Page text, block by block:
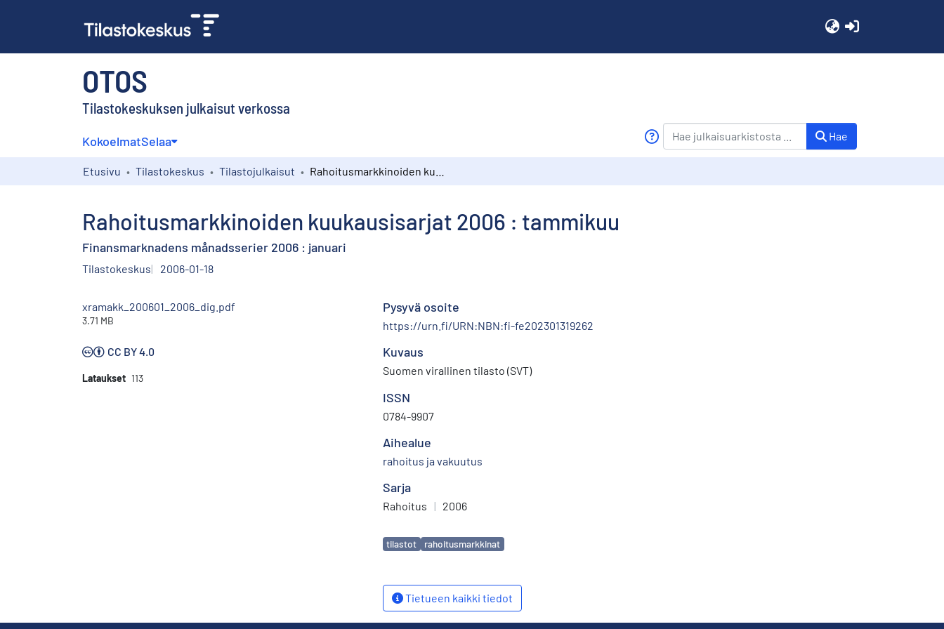
OTOS
Tilastokeskuksen julkaisut verkossa
KokoelmatSelaa Hae
Etusivu Tilastokeskus Tilastojulkaisut
Rahoitusmarkkinoiden kuukausisarjat 2006 : tammikuu
Finansmarknadens månadsserier 2006 : januari
Tilastokeskus 2006-01-18
xramakk_200601_2006_dig.pdf
3.71 MB
CC BY 4.0
Lataukset 113
Pysyvä osoite
https://urn.fi/URN:NBN:fi-fe202301319262
Kuvaus
Suomen virallinen tilasto (SVT)
ISSN
0784-9907
Aihealue
rahoitus ja vakuutus
Sarja
Rahoitus | 2006
Avainsanat
tilastot rahoitusmarkkinat
Tietueen kaikki tiedot